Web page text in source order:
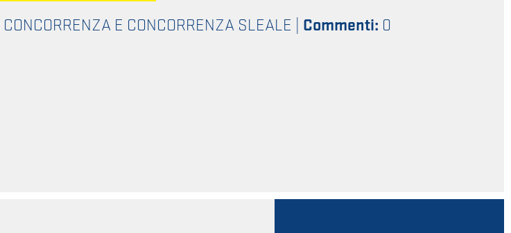
CONCORRENZA E CONCORRENZA SLEALE Commenti: 0